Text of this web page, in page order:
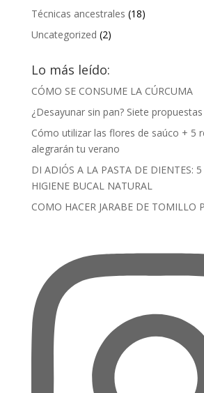
Técnicas ancestrales (18)
Uncategorized (2)
Lo más leído:
CÓMO SE CONSUME LA CÚRCUMA
¿Desayunar sin pan? Siete propuestas
Cómo utilizar las flores de saúco + 5
alegrarán tu verano
DI ADIÓS A LA PASTA DE DIENTES:
HIGIENE BUCAL NATURAL
COMO HACER JARABE DE TOMILLO